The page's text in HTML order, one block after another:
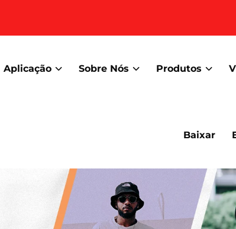
Aplicação Sobre Nós Produtos
Baixar